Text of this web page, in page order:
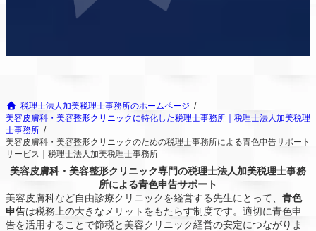
税理士法人加美税理士事務所のホームページ
美容皮膚科・美容整形クリニックに特化した税理士事務所｜税理士法人加美税理
士事務所
美容皮膚科・美容整形クリニックのための税理士事務所による青色申告サポート
サービス｜税理士法人加美税理士事務所
美容皮膚科・美容整形クリニック専門の税理士法人加美税理士事務
所による青色申告サポート
美容皮膚科など自由診療クリニックを経営する先生にとって、 青色
申告は税務上の大きなメリットをもたらす制度です。適切に青色申
告を活用することで節税と美容クリニック経営の安定につながりま